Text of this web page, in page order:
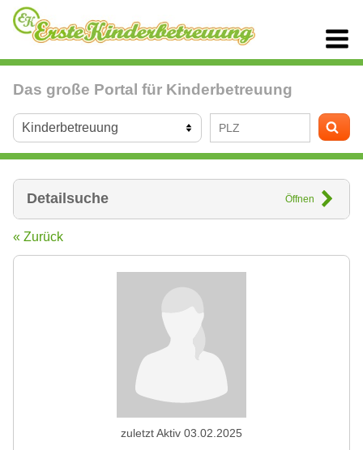
Das große Portal für Kinderbetreuung
Detailsuche Öffnen
« Zurück
zuletzt Aktiv 03.02.2025